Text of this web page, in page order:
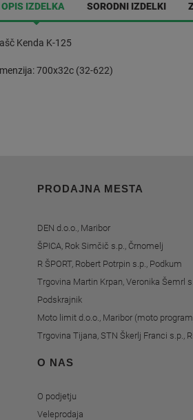
OPIS IZDELKA SORODNI IZDELKI
Kenda K-125
700x32c (32-622)
PRODAJNA MESTA
DEN d.o.o., Maribor
ŠPICA, Rok Simčič s.p., Črnomelj
R ŠPORT, Robert Potrpin s.p., Podkum
Trgovina Martin Krpan, Veronika Šemrl
Podskrajnik
Moto limit d.o.o., Maribor (moto
Trgovina Tijana, STN Škerlj Franci s.p.,
O NAS
O podjetju
Veleprodaja